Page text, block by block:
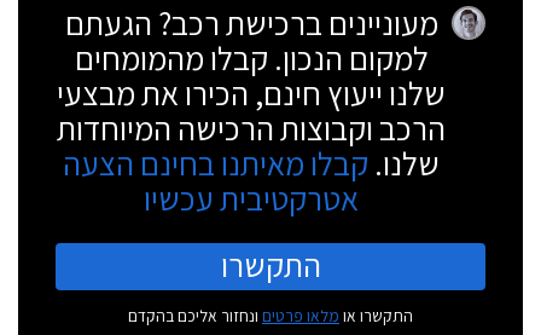
מעוניינים ברכישת רכב? הגעתם
למקום הנכון. קבלו מהמומחים
שלנו ייעוץ חינם, הכירו את מבצעי
הרכב וקבוצות הרכישה המיוחדות
שלנו. קבלו מאיתנו בחינם הצעה
אטרקטיבית עכשיו
התקשרו
התקשרו או מלאו פרטים ונחזור אליכם בהקדם